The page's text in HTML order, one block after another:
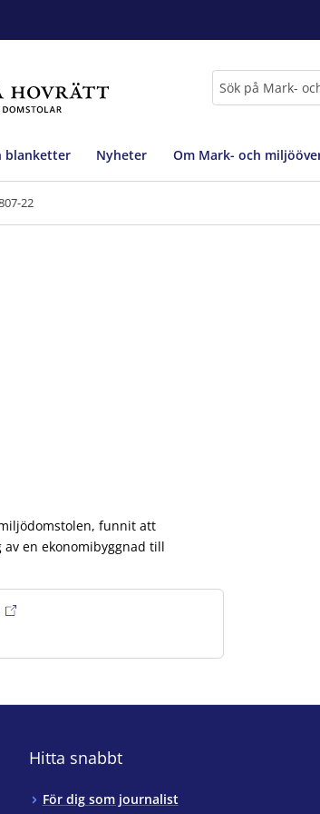
blanketter Nyheter Om Mark- och
22
funnit att
en ekonomibyggnad till
Hitta snabbt
För dig som journalist